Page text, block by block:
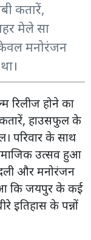
कतारें,
मेले सा
मनोरंजन
रिलीज होने का
कतारें, हाउसफुल के
परिवार के साथ
उत्सव हुआ
और मनोरंजन
कि जयपुर के कई
इतिहास के पन्नों